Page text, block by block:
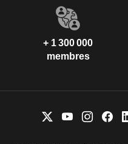
+ 1 300 000
membres